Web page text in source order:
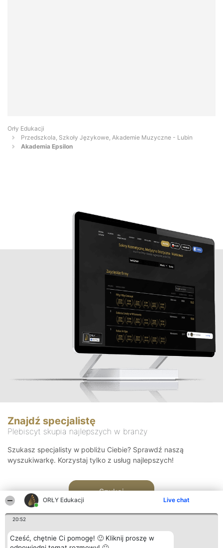
ORŁY Edukacji Live chat
20:52
Cześć, chętnie Ci pomogę! 🙂 Kliknij proszę w
Orły Edukacji
Przedszkola, Szkoły Językowe, Akademie Muzyczne - Lubin
Akademia Epsilon
Znajdź specjalistę
Plebiscyt skupia najlepszych w branży
Szukasz specjalisty w pobliżu Ciebie? Sprawdź naszą
wyszukiwarkę. Korzystaj tylko z usług najlepszych!
Szukaj